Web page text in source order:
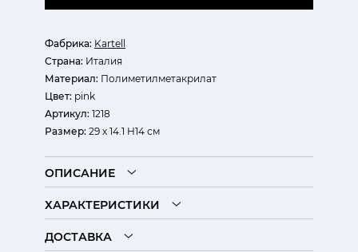
Фабрика: Kartell
Страна: Италия
Материал: Полиметилметакрилат
Цвет: pink
Артикул: 1218
Размер: 29 х 14.1 H14 см
ОПИСАНИЕ
ХАРАКТЕРИСТИКИ
ДОСТАВКА